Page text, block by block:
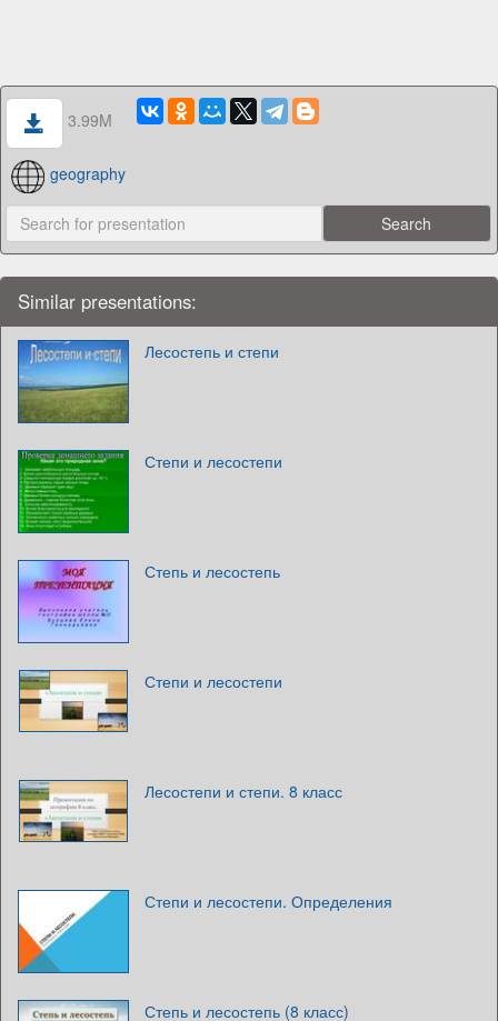
3.99M
geography
Similar presentations:
Лесостепь и степи
Степи и лесостепи
Степь и лесостепь
Степи и лесостепи
Лесостепи и степи. 8 класс
Степи и лесостепи. Определения
Степь и лесостепь (8 класс)